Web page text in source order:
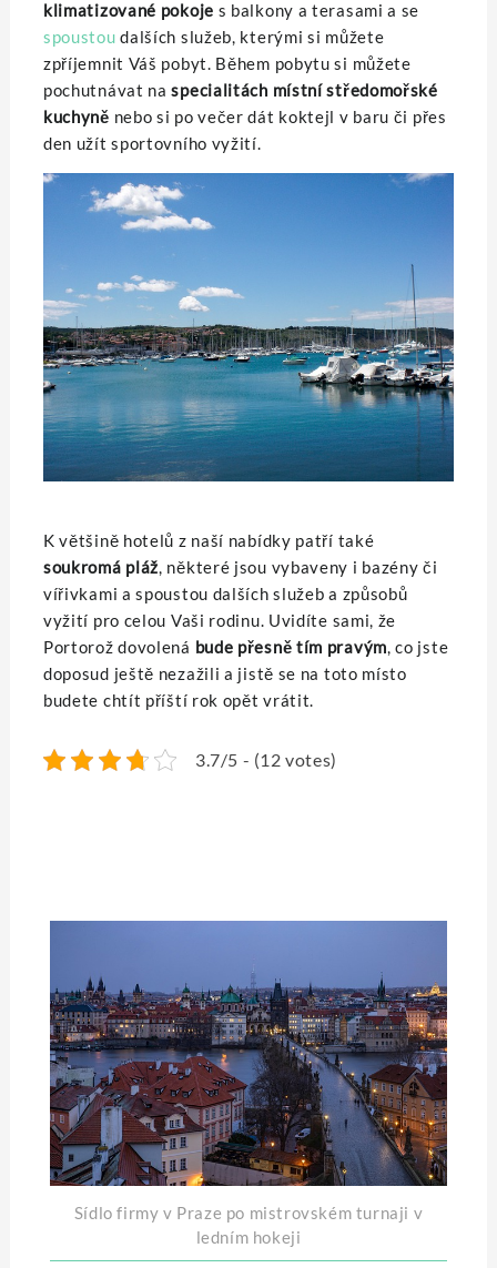
klimatizované pokoje s balkony a terasami a se
spoustou dalších služeb, kterými si můžete
zpříjemnit Váš pobyt. Během pobytu si můžete
pochutnávat naspecialitách místní středomořské
kuchyně nebo si po večer dát koktejl v baru či přes
den užít sportovního vyžití.
K většině hotelů z naší nabídky patří také
soukromá pláž, některé jsou vybaveny i bazény či
vířivkami a spoustou dalších služeb a způsobů
vyžití pro celou Vaši rodinu. Uvidíte sami, že
Portorož dovolená bude přesně tím pravým, co jste
doposud ještě nezažili a jistě se na toto místo
budete chtít příští rok opět vrátit.
3.7/5 - (12 votes)
Sídlo firmy v Praze po mistrovském turnaji v
ledním hokeji